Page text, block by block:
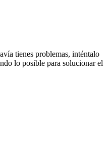
tienes problemas, inténtalo
lo posible para solucionar el